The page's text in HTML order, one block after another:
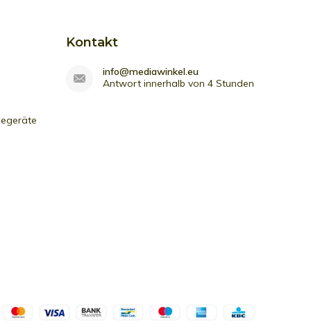
Kontakt
info@mediawinkel.eu
Antwort innerhalb von 4 Stunden